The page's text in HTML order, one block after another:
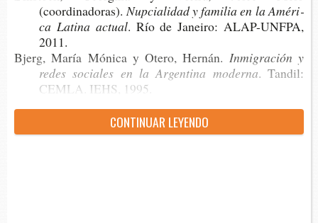
(coordinadoras).Nup­cia­li­dad y fami­lia en la Amé­ri­
ca Lati­na actual. Río de Janei­ro: ALAP-​UNFPA,
2011.
Bjerg, María Móni­ca y Otero, Hernán. Inmi­gra­ción y
redes socia­les en la Argen­ti­na moderna. Tan­dil:
CEMLA. IEHS, 1995.
CON­TI­NUAR LEYENDO